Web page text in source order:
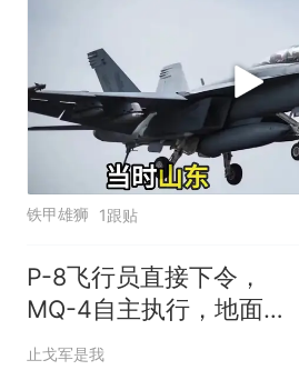
铁甲雄狮 1跟贴
P-8飞行员直接下令，
MQ-4自主执行，地面站
被踢出局
止戈军是我